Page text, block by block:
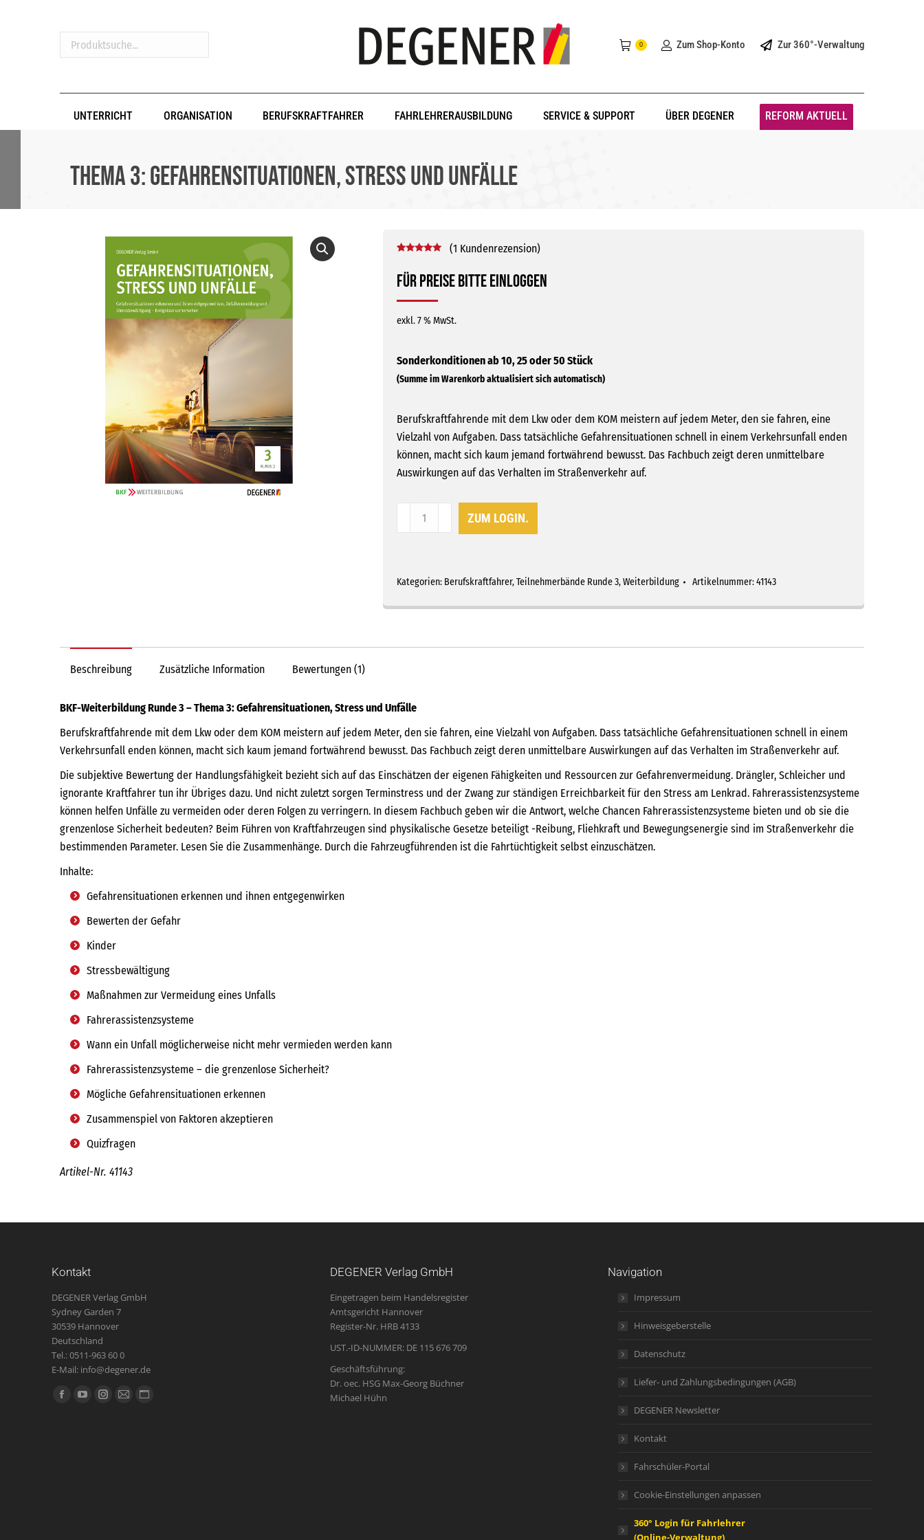
Produktsuche...
0 Zum Shop-Konto Zur 360°-Verwaltung
UNTERRICHT ORGANISATION BERUFSKRAFTFAHRER FAHRLEHRERAUSBILDUNG SERVICE & SUPPORT ÜBER DEGENER REFORM AKTUELL
Thema 3: Gefahrensituationen, Stress und Unfälle
Für Preise bitte einloggen
5.00
basierend
Kundenbewertung
(1 Kundenrezension)
exkl. 7 % MwSt.
Berufskraftfahrende mit dem Lkw oder dem KOM meistern auf jedem Meter, den sie fahren, eine
Vielzahl von Aufgaben. Dass tatsächliche Gefahrensituationen schnell in einem Verkehrsunfall enden
können, macht sich kaum jemand fortwährend bewusst. Das Fachbuch zeigt deren unmittelbare
Auswirkungen auf das Verhalten im Straßenverkehr auf.
und
ZUM LOGIN.
Kategorien: Berufskraftfahrer,Teilnehmerbände Runde 3,Weiterbildung Artikelnummer:41143
Beschreibung Zusätzliche Information Bewertungen (1)
BKF-Weiterbildung Runde 3 – Thema 3: Gefahrensituationen, Stress und Unfälle
Berufskraftfahrende mit dem Lkw oder dem KOM meistern auf jedem Meter, den sie fahren, eine Vielzahl von Aufgaben. Dass tatsächliche Gefahrensituationen schnell in einem
Verkehrsunfall enden können, macht sich kaum jemand fortwährend bewusst. Das Fachbuch zeigt deren unmittelbare Auswirkungen auf das Verhalten im Straßenverkehr auf.
Die subjektive Bewertung der Handlungsfähigkeit bezieht sich auf das Einschätzen der eigenen Fähigkeiten und Ressourcen zur Gefahrenvermeidung. Drängler, Schleicher und
ignorante Kraftfahrer tun ihr Übriges dazu. Und nicht zuletzt sorgen Terminstress und der Zwang zur ständigen Erreichbarkeit für den Stress am Lenkrad. Fahrerassistenzsysteme
können helfen Unfälle zu vermeiden oder deren Folgen zu verringern. In diesem Fachbuch geben wir die Antwort, welche Chancen Fahrerassistenzsysteme bieten und ob sie die
grenzenlose Sicherheit bedeuten? Beim Führen von Kraftfahrzeugen sind physikalische Gesetze beteiligt -Reibung, Fliehkraft und Bewegungsenergie sind im Straßenverkehr die
bestimmenden Parameter. Lesen Sie die Zusammenhänge. Durch die Fahrzeugführenden ist die Fahrtüchtigkeit selbst einzuschätzen.
Inhalte:
Gefahrensituationen erkennen und ihnen entgegenwirken
Bewerten der Gefahr
Kinder
Stressbewältigung
Maßnahmen zur Vermeidung eines Unfalls
Fahrerassistenzsysteme
Wann ein Unfall möglicherweise nicht mehr vermieden werden kann
Fahrerassistenzsysteme – die grenzenlose Sicherheit?
Mögliche Gefahrensituationen erkennen
Zusammenspiel von Faktoren akzeptieren
Quizfragen
Artikel-Nr. 41143
Kontakt
DEGENER Verlag GmbH
Sydney Garden 7
30539 Hannover
Deutschland
Tel.: 0511-963 60 0
E-Mail: info@degener.de
Finden Sie uns auf:
FacebookYouTubeInstagram
E-
Website
DEGENER Verlag GmbH
Eingetragen beim Handelsregister
Amtsgericht Hannover
Register-Nr. HRB 4133
UST.-ID-NUMMER: DE 115 676 709
Geschäftsführung:
Dr. oec. HSG Max-Georg Büchner
Michael Hühn
Navigation
Impressum
Hinweisgeberstelle
Datenschutz
Liefer- und Zahlungsbedingungen (AGB)
DEGENER Newsletter
Kontakt
Fahrschüler-Portal
Cookie-Einstellungen anpassen
360° Login für Fahrlehrer
(Online-Verwaltung)